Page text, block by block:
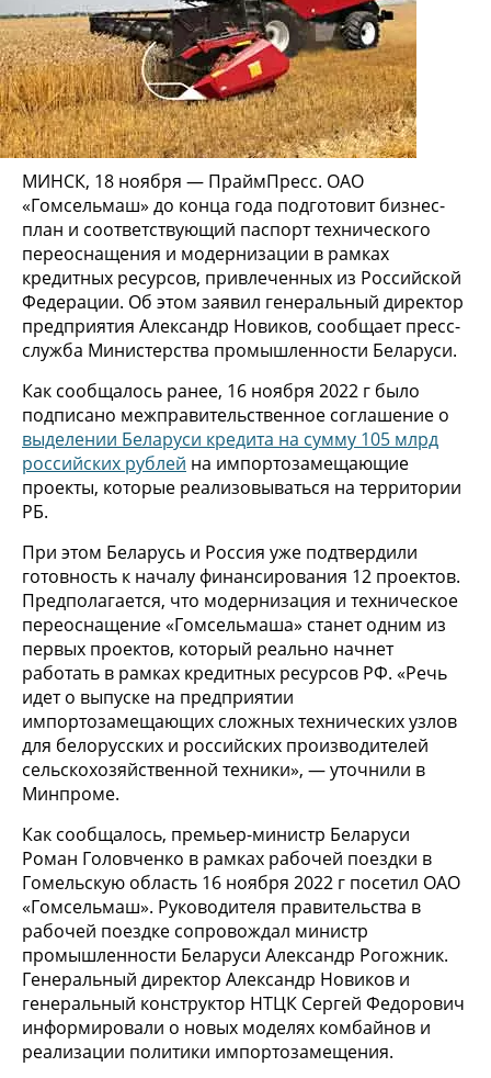
МИНСК, 18 ноября — ПраймПресс. ОАО
«Гомсельмаш» до конца года подготовит бизнес-
план и соответствующий паспорт технического
переоснащения и модернизации в рамках
кредитных ресурсов, привлеченных из Российской
Федерации. Об этом заявил генеральный директор
предприятия Александр Новиков, сообщает пресс-
служба Министерства промышленности Беларуси.
Как сообщалось ранее, 16 ноября 2022 г было
подписано межправительственное соглашение о
выделении Беларуси кредита на сумму 105 млрд
российских рублей на импортозамещающие
проекты, которые реализовываться на территории
РБ.
При этом Беларусь и Россия уже подтвердили
готовность к началу финансирования 12 проектов.
Предполагается, что модернизация и техническое
переоснащение «Гомсельмаша» станет одним из
первых проектов, который реально начнет
работать в рамках кредитных ресурсов РФ. «Речь
идет о выпуске на предприятии
импортозамещающих сложных технических узлов
для белорусских и российских производителей
сельскохозяйственной техники», — уточнили в
Минпроме.
Как сообщалось, премьер-министр Беларуси
Роман Головченко в рамках рабочей поездки в
Гомельскую область 16 ноября 2022 г посетил ОАО
«Гомсельмаш». Руководителя правительства в
рабочей поездке сопровождал министр
промышленности Беларуси Александр Рогожник.
Генеральный директор Александр Новиков и
генеральный конструктор НТЦК Сергей Федорович
информировали о новых моделях комбайнов и
реализации политики импортозамещения.